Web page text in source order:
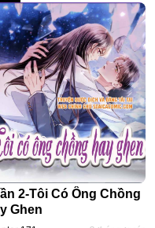
2-Tôi Có Ông Chồng
Ghen